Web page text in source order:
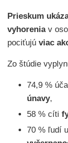
Prieskum
vyhoreniav
pociťujú viac
Zo štúdie
74,9 %
únavy,
58 % cíti
70 % ľudí